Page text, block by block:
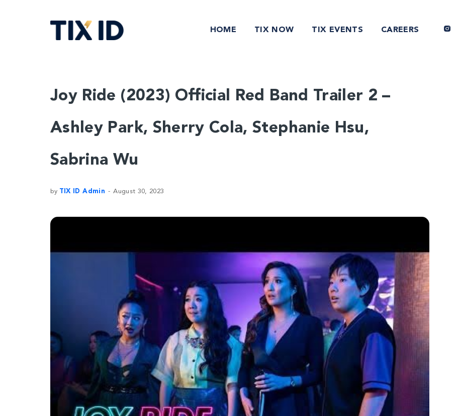
HOME TIX NOW TIX EVENTS CAREERS
Joy Ride (2023) Official Red Band Trailer 2 –
Ashley Park, Sherry Cola, Stephanie Hsu,
Sabrina Wu
by TIX ID Admin August 30, 2023